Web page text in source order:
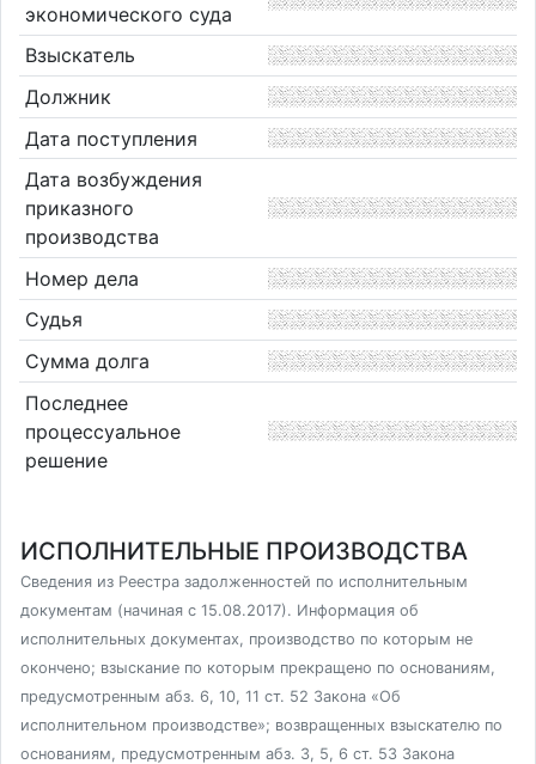
экономического суда
Взыскатель
Должник
Дата поступления
Дата возбуждения
приказного
производства
Номер дела
Судья
Сумма долга
Последнее
процессуальное
решение
ИСПОЛНИТЕЛЬНЫЕ ПРОИЗВОДСТВА
Сведения из Реестра задолженностей по исполнительным
документам (начиная с 15.08.2017). Информация об
исполнительных документах, производство по которым не
окончено; взыскание по которым прекращено по основаниям,
предусмотренным абз. 6, 10, 11 ст. 52 Закона «Об
исполнительном производстве»; возвращенных взыскателю по
основаниям, предусмотренным абз. 3, 5, 6 ст. 53 Закона